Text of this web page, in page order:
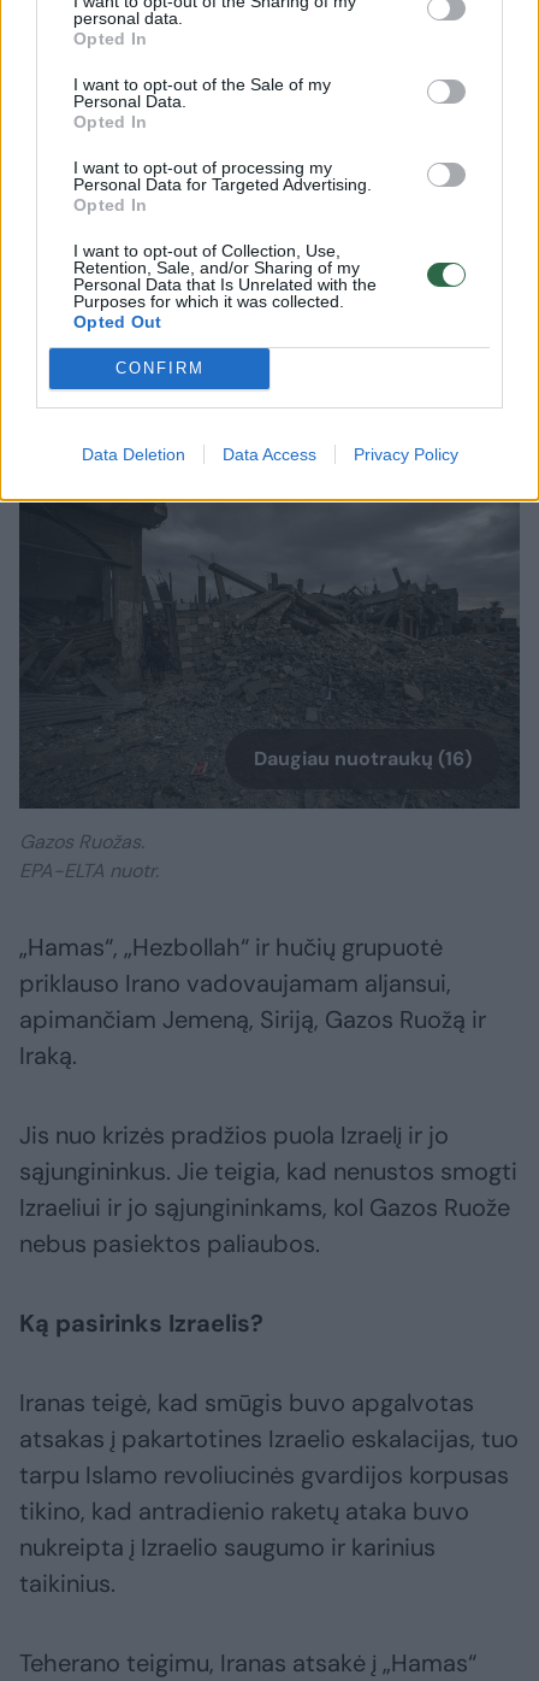
personal data.
Opted In
I want to opt-out of the Sale of my
Personal Data.
Opted In
I want to opt-out of processing my
Personal Data for Targeted Advertising.
Opted In
I want to opt-out of Collection, Use,
Retention, Sale, and/or Sharing of my
Personal Data that Is Unrelated with the
Purposes for which it was collected.
Opted Out
CONFIRM
Data Deletion Data Access Privacy Policy
Apie 1 mln. žmonių buvo priversti palikti
namus, po smūgių buvo sugriauti namai ir
tęsiasi praėjus beveik metams po smogikų
grupuotės išpuolio prieš Izraelį. Karo metu
žuvo daugiau nei 41 tūkst. žmonių, kilo
katastrofiška humanitarinė krizė, o didžioji
anklavo dalis virto griuvėsiais.
Daugiau nuotraukų (16)
Gazos Ruožas.
EPA-ELTA nuotr.
„Hamas“, „Hezbollah“ ir hučių grupuotė
priklauso Irano vadovaujamam aljansui,
apimančiam Jemeną, Siriją, Gazos Ruožą ir
Iraką.
Jis nuo krizės pradžios puola Izraelį ir jo
sąjungininkus. Jie teigia, kad nenustos smogti
Izraeliui ir jo sąjungininkams, kol Gazos Ruože
nebus pasiektos paliaubos.
Ką pasirinks Izraelis?
Iranas teigė, kad smūgis buvo apgalvotas
atsakas į pakartotines Izraelio eskalacijas, tuo
tarpu Islamo revoliucinės gvardijos korpusas
tikino, kad antradienio raketų ataka buvo
nukreipta į Izraelio saugumo ir karinius
taikinius.
Teherano teigimu, Iranas atsakė į „Hamas“